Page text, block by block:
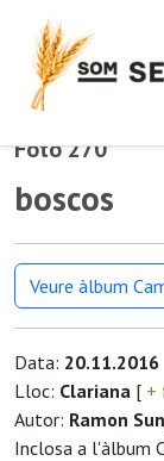
Foto 270
boscos
Veure àlbum
Data: 20.11.2016
Lloc: Clariana [ +
Autor: Ramon
Inclosa a l'àlbum